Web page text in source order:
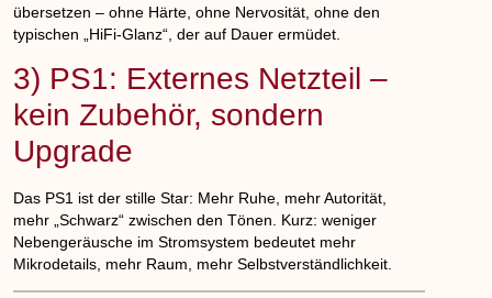
übersetzen – ohne Härte, ohne Nervosität, ohne den
typischen „HiFi-Glanz“, der auf Dauer ermüdet.
3) PS1: Externes Netzteil –
kein Zubehör, sondern
Upgrade
Das PS1 ist der stille Star: Mehr Ruhe, mehr Autorität,
mehr „Schwarz“ zwischen den Tönen. Kurz: weniger
Nebengeräusche im Stromsystem bedeutet mehr
Mikrodetails, mehr Raum, mehr Selbstverständlichkeit.